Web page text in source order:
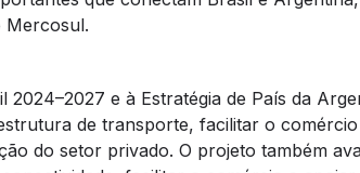
Mercosul.
e à Estratégia de País da
de transporte, facilitar o
do setor privado. O projeto também